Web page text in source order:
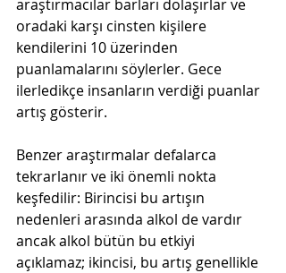
araştırmacılar barları dolaşırlar ve
oradaki karşı cinsten kişilere
kendilerini 10 üzerinden
puanlamalarını söylerler. Gece
ilerledikçe insanların verdiği puanlar
artış gösterir.
Benzer araştırmalar defalarca
tekrarlanır ve iki önemli nokta
keşfedilir: Birincisi bu artışın
nedenleri arasında alkol de vardır
ancak alkol bütün bu etkiyi
açıklamaz; ikincisi, bu artış genellikle